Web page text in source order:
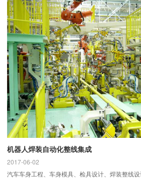
机器人焊装自动化整线集成
2017-06-02
汽车车身工程、车身模具、检具设计、焊装整线